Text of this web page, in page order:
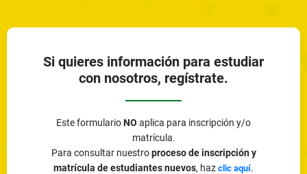
Si quieres información para estudiar
con nosotros, regístrate.
Este formularioNO aplica para inscripción y/o
matrícula.
Para consultar nuestroproceso de inscripción y
matrícula de estudiantes nuevos, haz clic aquí.